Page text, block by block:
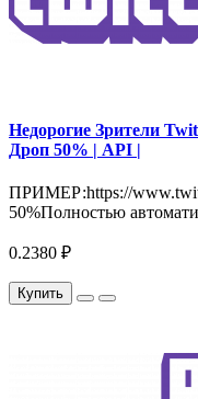
Недорогие Зрители
Дроп 50% | API |
ПРИМЕР:https://
50%Полностью
0.2380 ₽
Купить